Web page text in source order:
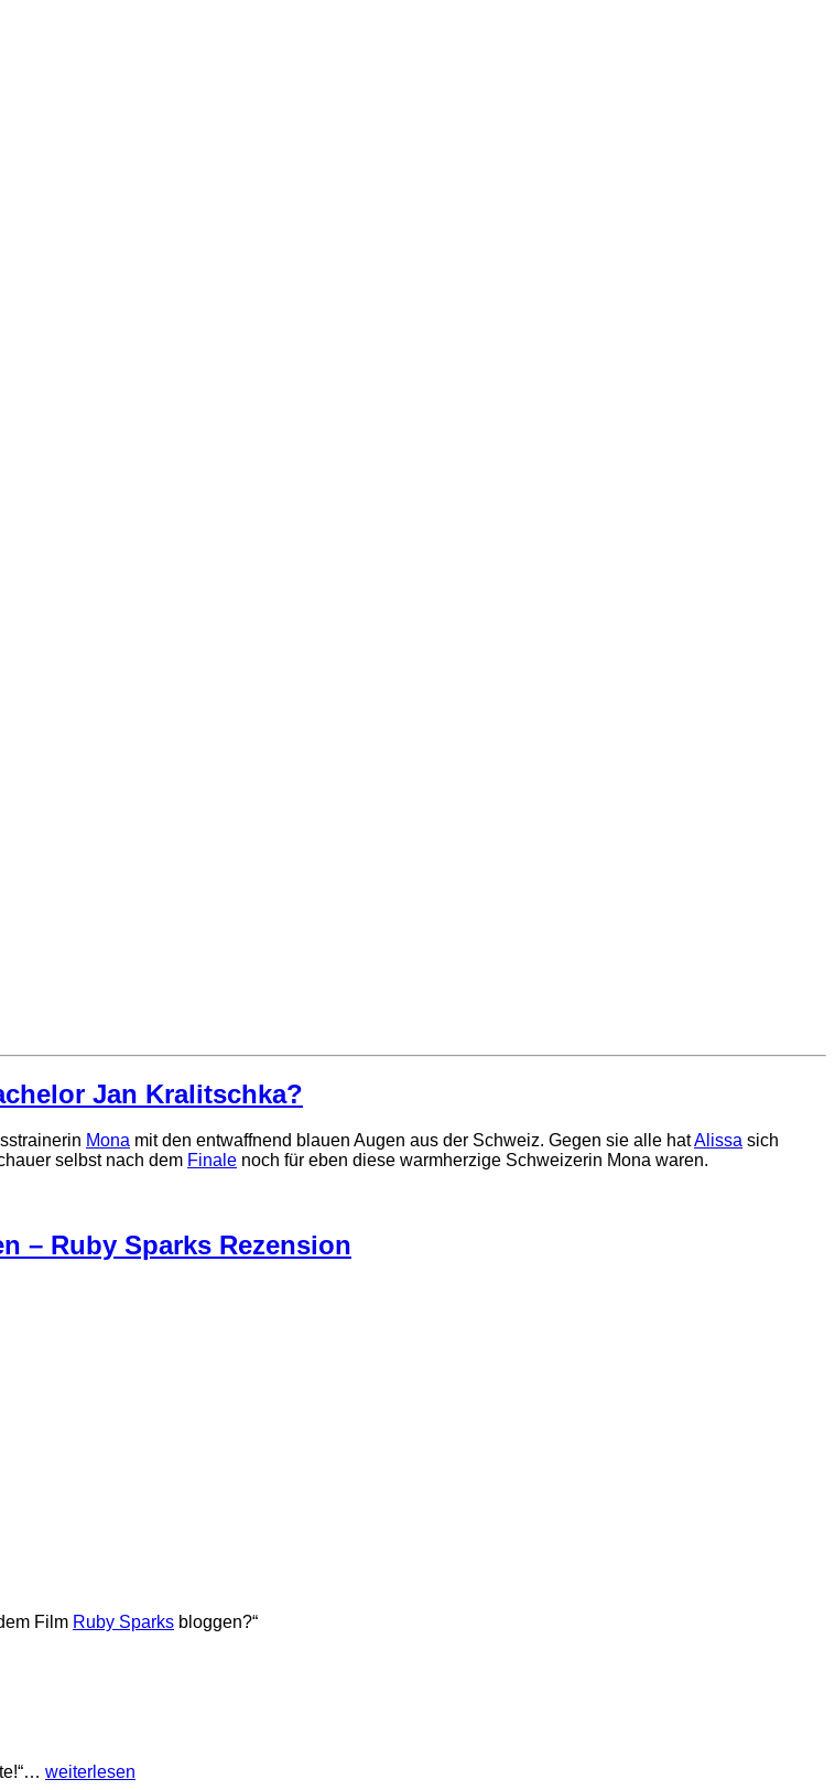
Jan Kralitschka?
Mona mit den entwaffnend blauen Augen aus der Schweiz. Gegen sie alle hatAlissa sich
selbst nach dem Finale noch für eben diese warmherzige Schweizerin Mona waren.
– Ruby Sparks Rezension
Film Ruby Sparks bloggen?“
weiterlesen